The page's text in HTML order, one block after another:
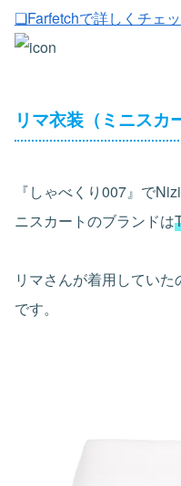
❏Farfetchで詳しくチェ
リマ衣装（ミニスカ
『しゃべくり007』で
ニスカートのブランドは
リマさんが着用してい
です。